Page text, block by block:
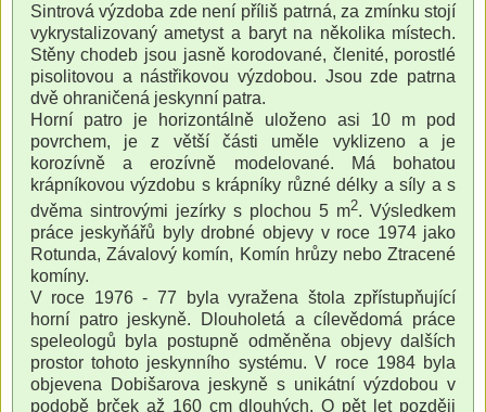
Sintrová výzdoba zde není příliš patrná, za zmínku stojí
vykrystalizovaný ametyst a baryt na několika místech.
Stěny chodeb jsou jasně korodované, členité, porostlé
pisolitovou a nástřikovou výzdobou. Jsou zde patrna
dvě ohraničená jeskynní patra.
Horní patro je horizontálně uloženo asi 10 m pod
povrchem, je z větší části uměle vyklizeno a je
korozívně a erozívně modelované. Má bohatou
krápníkovou výzdobu s krápníky různé délky a síly a s
dvěma sintrovými jezírky s plochou 5 m2. Výsledkem
práce jeskyňářů byly drobné objevy v roce 1974 jako
Rotunda, Závalový komín, Komín hrůzy nebo Ztracené
komíny.
V roce 1976 - 77 byla vyražena štola zpřístupňující
horní patro jeskyně. Dlouholetá a cílevědomá práce
speleologů byla postupně odměněna objevy dalších
prostor tohoto jeskynního systému. V roce 1984 byla
objevena Dobišarova jeskyně s unikátní výzdobou v
podobě brček až 160 cm dlouhých. O pět let později